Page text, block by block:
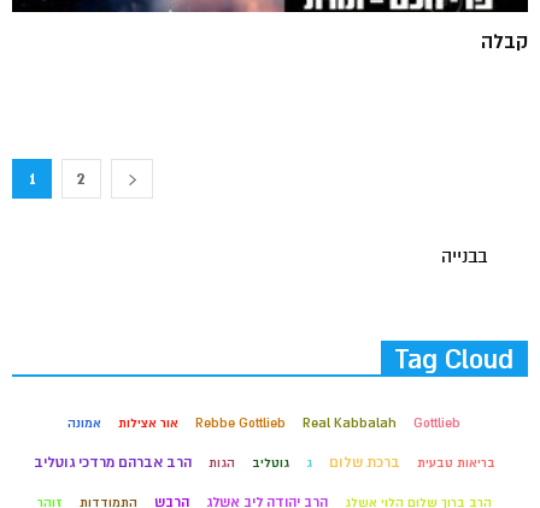
קבלה
1 2
בבנייה
Tag Cloud
Gottlieb
Real Kabbalah
Rebbe Gottlieb אור אצילות אמונה
בריאות טבעית ברכת שלום ג גוטליב הגות הרב אברהם מרדכי גוטליב
הרב ברוך שלום הלוי אשלג הרב יהודה ליב אשלג הרבש התמודדות זוהר